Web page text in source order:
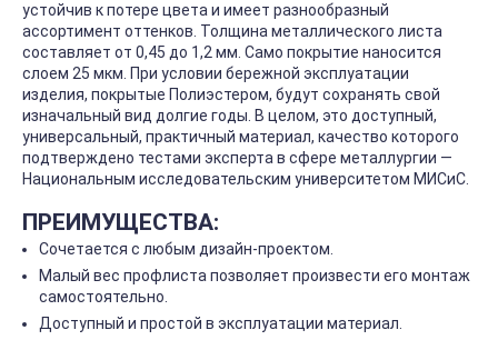
устойчив к потере цвета и имеет разнообразный
ассортимент оттенков. Толщина металлического листа
составляет от 0,45 до 1,2 мм. Само покрытие наносится
слоем 25 мкм. При условии бережной эксплуатации
изделия, покрытые Полиэстером, будут сохранять свой
изначальный вид долгие годы. В целом, это доступный,
универсальный, практичный материал, качество которого
подтверждено тестами эксперта в сфере металлургии —
Национальным исследовательским университетом МИСиС.
ПРЕИМУЩЕСТВА:
Сочетается с любым дизайн-проектом.
Малый вес профлиста позволяет произвести его монтаж
самостоятельно.
Доступный и простой в эксплуатации материал.